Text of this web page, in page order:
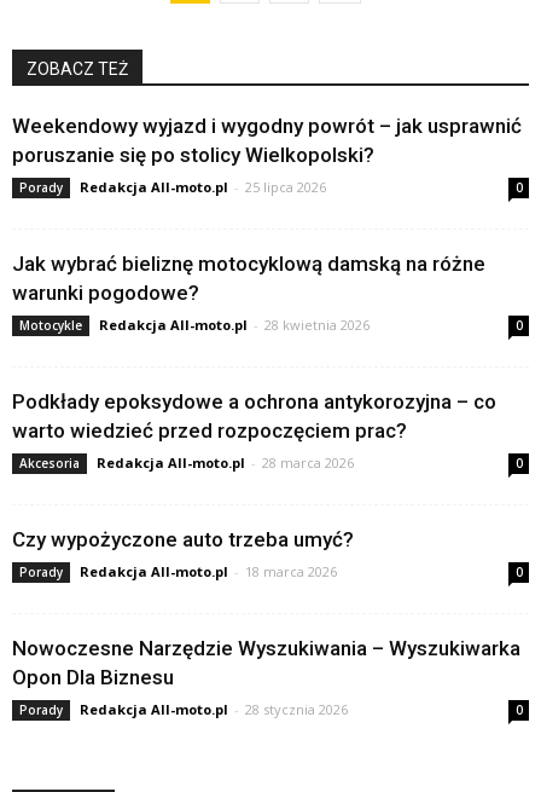
ZOBACZ TEŻ
Weekendowy wyjazd i wygodny powrót – jak usprawnić
poruszanie się po stolicy Wielkopolski?
Porady Redakcja All-moto.pl - 25 lipca 2026 0
Jak wybrać bieliznę motocyklową damską na różne
warunki pogodowe?
Motocykle Redakcja All-moto.pl - 28 kwietnia 2026 0
Podkłady epoksydowe a ochrona antykorozyjna – co
warto wiedzieć przed rozpoczęciem prac?
Akcesoria Redakcja All-moto.pl - 28 marca 2026 0
Czy wypożyczone auto trzeba umyć?
Porady Redakcja All-moto.pl - 18 marca 2026 0
Nowoczesne Narzędzie Wyszukiwania – Wyszukiwarka
Opon Dla Biznesu
Porady Redakcja All-moto.pl - 28 stycznia 2026 0